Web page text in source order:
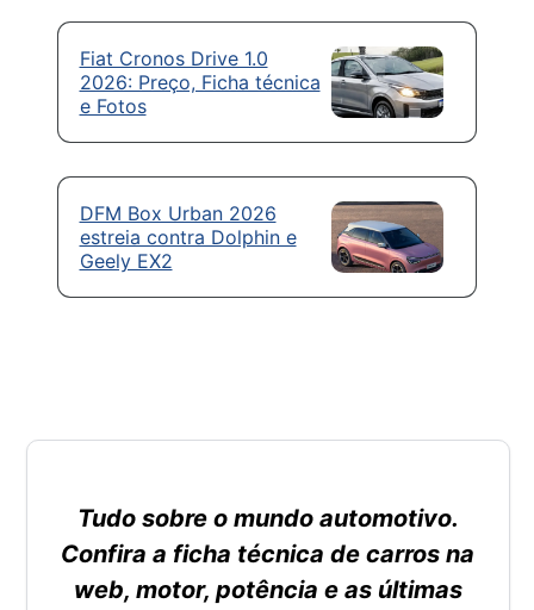
Fiat Cronos Drive 1.0
2026: Preço, Ficha técnica
e Fotos
DFM Box Urban 2026
estreia contra Dolphin e
Geely EX2
Tudo sobre o mundo automotivo.
Confira a ficha técnica de carros na
web, motor, potência e as últimas